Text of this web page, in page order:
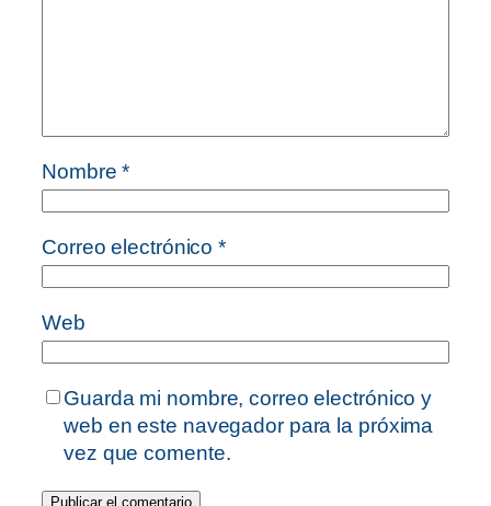
Nombre*
Correo electrónico*
Web
Guarda mi nombre, correo electrónico y
web en este navegador para la próxima
vez que comente.